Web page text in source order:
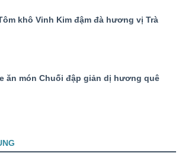
khô Vinh Kim đậm đà hương vị Trà
ăn món Chuối đập giản dị hương quê